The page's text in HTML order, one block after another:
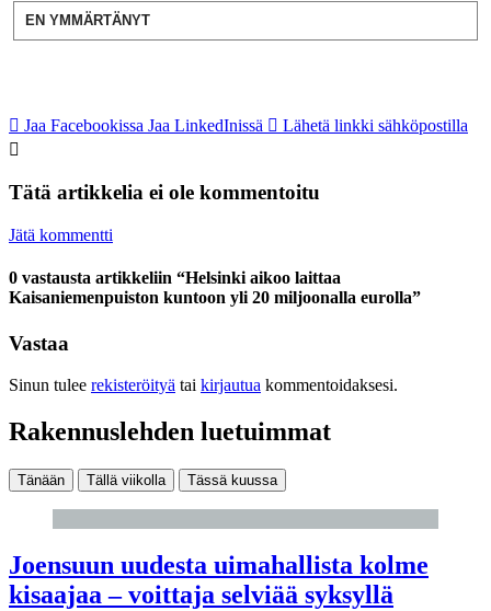
EN YMMÄRTÄNYT
Jaa Facebookissa Jaa LinkedInissä Lähetä linkki sähköpostilla
Tätä artikkelia ei ole kommentoitu
Jätä kommentti
0 vastausta artikkeliin “Helsinki aikoo laittaa
Kaisaniemenpuiston kuntoon yli 20 miljoonalla eurolla”
Vastaa
Sinun tulee rekisteröityä tai kirjautua kommentoidaksesi.
Rakennuslehden luetuimmat
Tänään Tällä viikolla Tässä kuussa
Joensuun uudesta uimahallista kolme
kisaajaa – voittaja selviää syksyllä